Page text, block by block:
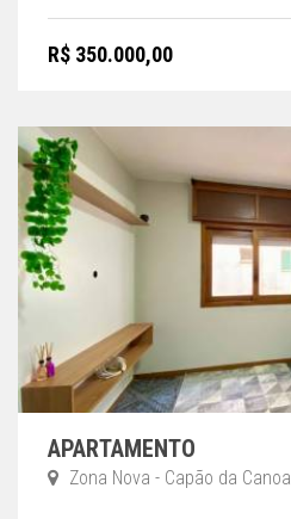
R$ 350.000,00
APARTAMENTO
Zona Nova - Capão da Canoa